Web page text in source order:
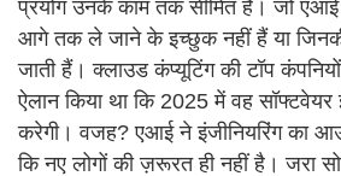
प्रयोग उनके काम तक सीमित है। जो एआई
आगे तक ले जाने के इच्छुक नहीं हैं या
जाती हैं। क्लाउड कंप्यूटिंग की टॉप
ऐलान किया था कि 2025 में वह सॉफ्टवेयर
करेगी। वजह? एआई ने इंजीनियरिंग का
कि नए लोगों की ज़रूरत ही नहीं है। जरा